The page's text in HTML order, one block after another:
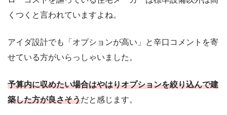
くつくと言われていますよね。
アイダ設計でも「オプションが高い」と辛口コメントを寄
せている方がいらっしゃいました。
予算内に収めたい場合はやはりオプションを絞り込んで建
築した方が良さそうだと感じます。